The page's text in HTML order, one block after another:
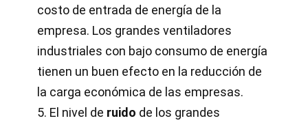
costo de entrada de energía de la
empresa. Los grandes ventiladores
industriales con bajo consumo de energía
tienen un buen efecto en la reducción de
la carga económica de las empresas.
5. El nivel de ruido de los grandes